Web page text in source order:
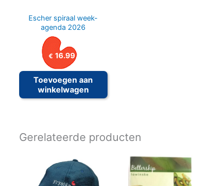
Escher spiraal week-
agenda 2026
€ 16.99
Toevoegen aan
winkelwagen
Gerelateerde producten